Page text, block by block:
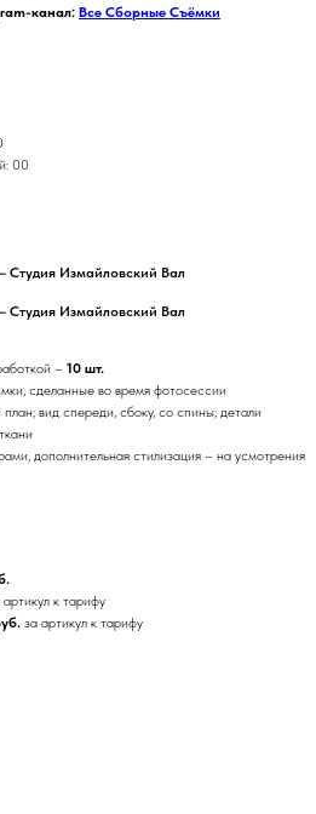
канал: Все Сборные Съёмки
00
Студия Измайловский Вал
Студия Измайловский Вал
– 10 шт.
сделанные во время фотосессии
вид спереди, сбоку, со спины; детали
дополнительная стилизация – на усмотрения
артикул к тарифу
за артикул к тарифу